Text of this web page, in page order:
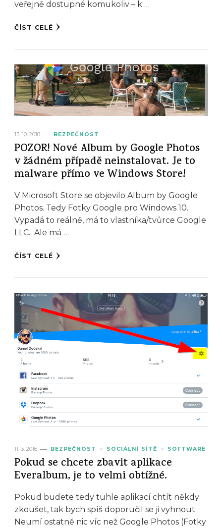
veřejně dostupné komukoliv – k …
ČÍST CELÉ
13. 10. 2018 BEZPEČNOST
POZOR! Nové Album by Google Photos
v žádném případě neinstalovat. Je to
malware přímo ve Windows Store!
V Microsoft Store se objevilo Album by Google
Photos. Tedy Fotky Google pro Windows 10.
Vypadá to reálně, má to vlastníka/tvůrce Google
LLC. Ale má …
ČÍST CELÉ
11. 3. 2016 BEZPEČNOST SOCIÁLNÍ SÍTĚ SOFTWARE
Pokud se chcete zbavit aplikace
Everalbum, je to velmi obtížné.
Pokud budete tedy tuhle aplikací chtít někdy
zkoušet, tak bych spíš doporučil se ji vyhnout.
Neumí ostatně nic víc než Google Photos (Fotky